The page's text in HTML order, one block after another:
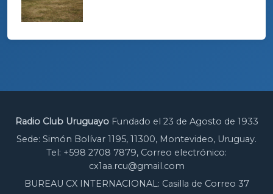
Radio Club UruguayoFundado el 23 de Agosto de 1933
Sede: Simón Bolívar 1195, 11300, Montevideo, Uruguay.
Tel: +598 2708 7879, Correo electrónico:
cx1aa.rcu@gmail.com
BUREAU CX INTERNACIONAL: Casilla de Correo 37